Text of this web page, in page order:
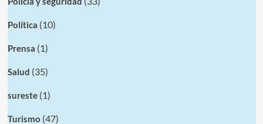
Política (10)
Prensa (1)
Salud (35)
sureste(1)
Turismo (47)